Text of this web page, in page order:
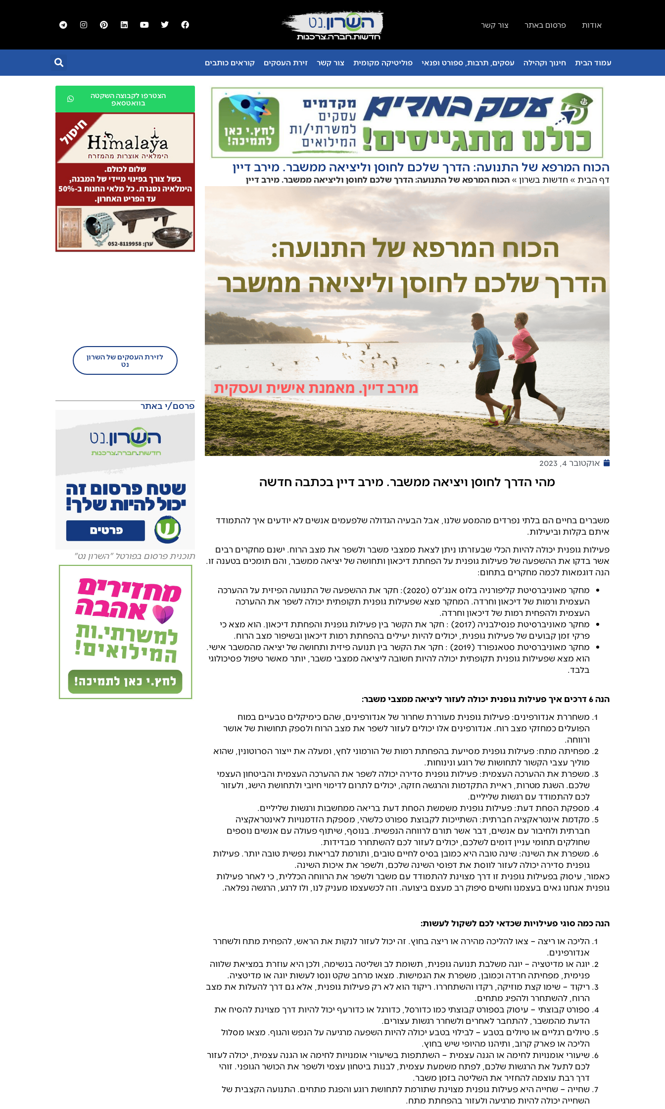
אודות פרסום באתר צור קשר
עמוד הבית חינוך וקהילה עסקים, תרבות, ספורט ופנאי פוליטיקה מקומית צור קשר זירת העסקים קוראים כותבים
הכוח המרפא של התנועה: הדרך שלכם לחוסן וליציאה ממשבר. מירב דיין
דף הבית » חדשות בשרון » הכוח המרפא של התנועה: הדרך שלכם לחוסן וליציאה ממשבר. מירב דיין
אוקטובר 4, 2023
מהי הדרך לחוסן ויציאה ממשבר. מירב דיין בכתבה חדשה
משברים בחיים הם בלתי נפרדים מהמסע שלנו, אבל הבעיה הגדולה שלפעמים אנשים לא יודעים איך להתמודד
איתם בקלות וביעילות.
פעילות גופנית יכולה להיות הכלי שבעזרתו ניתן לצאת ממצבי משבר ולשפר את מצב הרוח. ישנם מחקרים רבים
אשר בדקו את ההשפעה של פעילות גופנית על הפחתת דיכאון ותחושה של יציאה ממשבר, והם תומכים בטענה זו.
הנה דוגמאות לכמה מחקרים בתחום:
מחקר מאוניברסיטת קליפורניה בלוס אנג'לס (2020): חקר את ההשפעה של התנועה הפיזית על ההערכה
העצמית ורמות של דיכאון וחרדה. המחקר מצא שפעילות גופנית תקופתית יכולה לשפר את ההערכה
העצמית ולהפחית רמות של דיכאון וחרדה.
מחקר מאוניברסיטת פנסילבניה (2017) : חקר את הקשר בין פעילות גופנית והפחתת דיכאון. הוא מצא כי
פרקי זמן קבועים של פעילות גופנית, יכולים להיות יעילים בהפחתת רמות דיכאון ובשיפור מצב הרוח.
מחקר מאוניברסיטת סטאנפורד (2019) : חקר את הקשר בין תנועה פיזית ותחושה של יציאה מהמשבר אישי.
הוא מצא שפעילות גופנית תקופתית יכולה להיות חשובה ליציאה ממצבי משבר, יותר מאשר טיפול פסיכולוגי
בלבד.
הנה 6 דרכים איך פעילות גופנית יכולה לעזור ליציאה ממצבי משבר:
משחררת אנדורפינים: פעילות גופנית מעוררת שחרור של אנדורפינים, שהם כימיקלים טבעיים במוח
הפועלים כמחזקי מצב רוח. אנדורפינים אלו יכולים לעזור לשפר את מצב הרוח ולספק תחושות של אושר
ורווחה.
מפחיתה מתח: פעילות גופנית מסייעת בהפחתת רמות של הורמוני לחץ, ומעלה את ייצור הסרוטונין, שהוא
מוליך עצבי הקשור לתחושות של רוגע ונינוחות.
משפרת את ההערכה העצמית: פעילות גופנית סדירה יכולה לשפר את ההערכה העצמית והביטחון העצמי
שלכם. השגת מטרות, ראיית התקדמות והרגשה חזקה, יכולים לתרום לדימוי חיובי ולתחושת הישג, ולעזור
לכם להתמודד עם רגשות שליליים.
מספקת הסחת דעת: פעילות גופנית משמשת הסחת דעת בריאה ממחשבות ורגשות שליליים.
מקדמת אינטראקציה חברתית: השתייכות לקבוצת ספורט כלשהי, מספקת הזדמנויות לאינטראקציה
חברתית ולחיבור עם אנשים, דבר אשר תורם לרווחה הנפשית. בנוסף, שיתוף פעולה עם אנשים נוספים
שחולקים תחומי עניין דומים לשלכם, יכולים לעזור לכם להשתחרר מבדידות.
משפרת את השינה: שינה טובה היא כמובן בסיס לחיים טובים, ותורמת לבריאות נפשית טובה יותר. פעילות
גופנית סדירה יכולה לעזור לווסת את דפוסי השינה שלכם, ולשפר את איכות השינה.
כאמור, עיסוק בפעילות גופנית זו דרך מצוינת להתמודד עם משבר ולשפר את הרווחה הכללית, כי לאחר פעילות
גופנית אנחנו גאים בעצמנו וחשים סיפוק רב מעצם ביצועה. וזה לכשעצמו מעניק לנו, ולו לרגע, הרגשה נפלאה.
הנה כמה סוגי פעילויות שכדאי לכם לשקול לעשות:
הליכה או ריצה – צאו להליכה מהירה או ריצה בחוץ. זה יכול לעזור לנקות את הראש, להפחית מתח ולשחרר
אנדורפינים.
יוגה או מדיטציה – יוגה משלבת תנועה גופנית, תשומת לב ושליטה בנשימה, ולכן היא עוזרת במציאת שלווה
פנימית, מפחיתה חרדה וכמובן, משפרת את הגמישות. מצאו מרחב שקט ונסו לעשות יוגה או מדיטציה.
ריקוד – שימו קצת מוזיקה, רקדו והשתחררו. ריקוד הוא לא רק פעילות גופנית, אלא גם דרך להעלות את מצב
הרוח, להשתחרר ולהפיג מתחים.
ספורט קבוצתי – עיסוק בספורט קבוצתי כמו כדורסל, כדורגל או כדורעף יכול להיות דרך מצוינת להסיח את
הדעת מהמשבר, להתחבר לאחרים ולשחרר רגשות עצורים.
טיולים רגליים או טיולים בטבע – לבילוי בטבע יכולה להיות השפעה מרגיעה על הנפש והגוף. מצאו מסלול
הליכה או פארק קרוב, ותיהנו מהיופי שיש בחוץ.
שיעורי אומנויות לחימה או הגנה עצמית – השתתפות בשיעורי אומנויות לחימה או הגנה עצמית, יכולה לעזור
לכם לתעל את הרגשות שלכם, לפתח משמעת עצמית, לבנות ביטחון עצמי ולשפר את הכושר הגופני. זוהי
דרך רבת עוצמה להחזיר את השליטה בזמן משבר.
שחייה – שחייה היא פעילות גופנית מצוינת שתורמת לתחושת רוגע והפגת מתחים. התנועה הקצבית של
השחייה יכולה להיות מרגיעה ולעזור בהפחתת מתח.
הצטרפו לקבוצה השקטה
בוואטסאפ
לזירת העסקים של השרון
נט
פרסם/י באתר
תוכנית פרסום בפורטל "השרון נט"